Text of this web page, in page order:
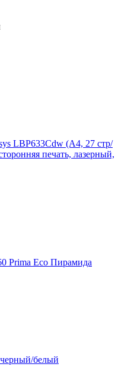
LBP633Cdw (A4, 27 стр/
печать, лазерный,
Prima Eco Пирамида
белый